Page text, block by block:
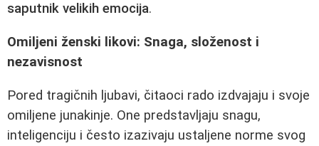
saputnik velikih emocija.
Omiljeni ženski likovi: Snaga, složenost i
nezavisnost
Pored tragičnih ljubavi, čitaoci rado izdvajaju i svoje
omiljene junakinje. One predstavljaju snagu,
inteligenciju i često izazivaju ustaljene norme svog